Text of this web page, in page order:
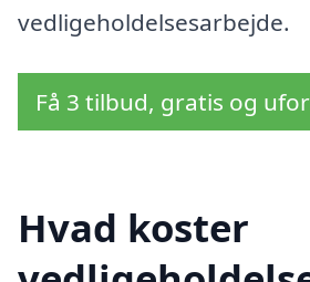
vedligeholdelsesarbejde.
Få 3 tilbud, gratis og
Hvad koster